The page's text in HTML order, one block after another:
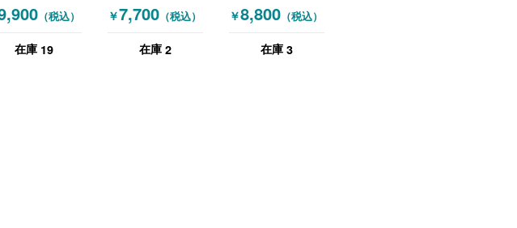
加湿器 グレー
（税込）
在庫 19
浄機・加湿器 ホワ
￥7,700（税込）
在庫 2
ブラック ホワイト
￥8,800（税込）
在庫 3